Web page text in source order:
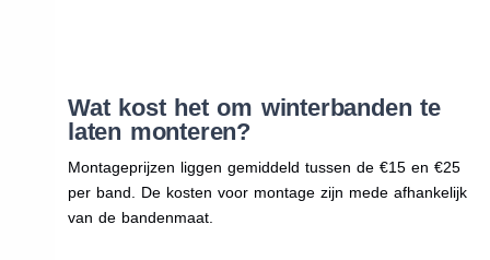
Wat kost het om winterbanden te
laten monteren?
Montageprijzen liggen gemiddeld tussen de €15 en €25
per band. De kosten voor montage zijn mede afhankelijk
van de bandenmaat.